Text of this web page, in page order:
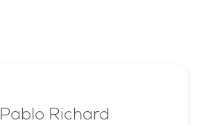
Pablo Richard